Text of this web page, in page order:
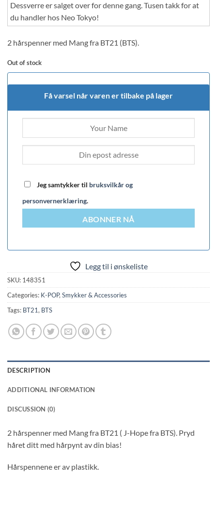
Dessverre er salget over for denne gang. Tusen takk for at
du handler hos Neo Tokyo!
2 hårspenner med Mang fra BT21 (BTS).
Out of stock
Få varsel når varen er tilbake på lager
Jeg samtykker til bruksvilkår og
personvernerklæring.
ABONNER NÅ
Legg til i ønskeliste
SKU: 148351
Categories: K-POP, Smykker & Accessories
Tags: BT21, BTS
DESCRIPTION
ADDITIONAL INFORMATION
DISCUSSION (0)
2 hårspenner med Mang fra BT21 ( J-Hope fra BTS). Pryd
håret ditt med hårpynt av din bias!
Hårspennene er av plastikk.